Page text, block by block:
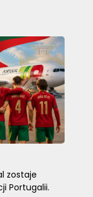
zostaje
Portugalii.